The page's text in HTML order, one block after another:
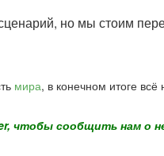
но мы стоим
мира, в конечном итоге
чтобы сообщить нам о